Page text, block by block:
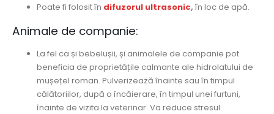
Poate fi folosit în difuzorul ultrasonic, în loc de apă.
Animale de companie:
La fel ca și bebelușii, și animalele de companie pot
beneficia de proprietățile calmante ale hidrolatului de
mușețel roman. Pulverizează înainte sau în timpul
călătoriilor, după o încăierare, în timpul unei furtuni,
înainte de vizita la veterinar. Va reduce stresul